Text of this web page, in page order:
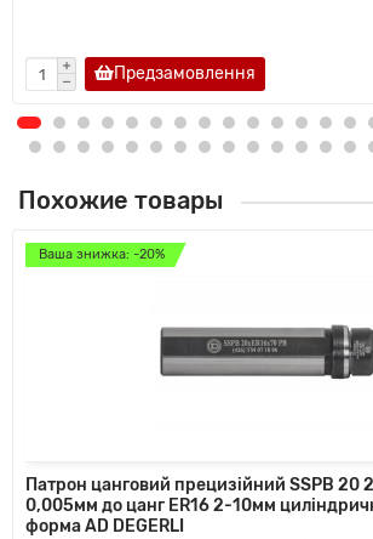
Предзамовлення
Похожие товары
Ваша знижка: -20%
Патрон цанговий прецизійний SSPB 20
0,005мм до цанг ER16 2-10мм
форма AD DEGERLI